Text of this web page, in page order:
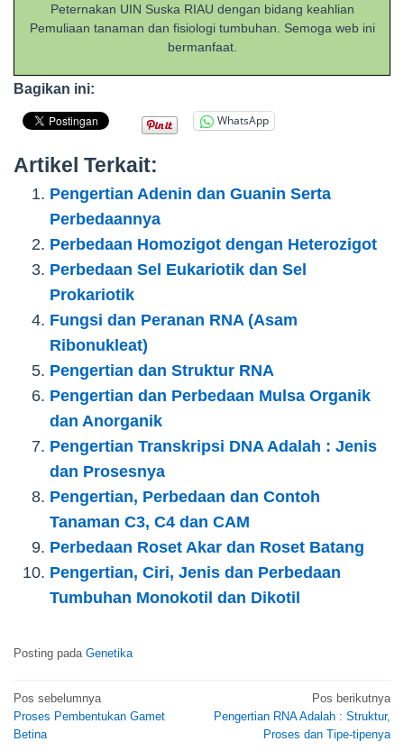
Peternakan UIN Suska RIAU dengan bidang keahlian
Pemuliaan tanaman dan fisiologi tumbuhan. Semoga web ini
bermanfaat.
Bagikan ini:
WhatsApp
Artikel Terkait:
Pengertian Adenin dan Guanin Serta
Perbedaannya
Perbedaan Homozigot dengan Heterozigot
Perbedaan Sel Eukariotik dan Sel
Prokariotik
Fungsi dan Peranan RNA (Asam
Ribonukleat)
Pengertian dan Struktur RNA
Pengertian dan Perbedaan Mulsa Organik
dan Anorganik
Pengertian Transkripsi DNA Adalah : Jenis
dan Prosesnya
Pengertian, Perbedaan dan Contoh
Tanaman C3, C4 dan CAM
Perbedaan Roset Akar dan Roset Batang
Pengertian, Ciri, Jenis dan Perbedaan
Tumbuhan Monokotil dan Dikotil
Posting pada Genetika
Navigasi
pos
Pos sebelumnya
Proses Pembentukan Gamet
Betina
Pos berikutnya
Pengertian RNA Adalah : Struktur,
Proses dan Tipe-tipenya